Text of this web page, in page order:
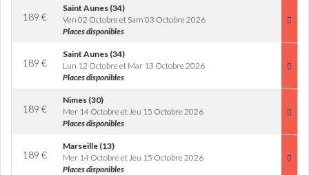
189 €
Saint Aunes (34)
Ven 02 Octobre et Sam 03 Octobre 2026
Places disponibles
189 €
Saint Aunes (34)
Lun 12 Octobre et Mar 13 Octobre 2026
Places disponibles
189 €
Nimes (30)
Mer 14 Octobre et Jeu 15 Octobre 2026
Places disponibles
189 €
Marseille (13)
Mer 14 Octobre et Jeu 15 Octobre 2026
Places disponibles